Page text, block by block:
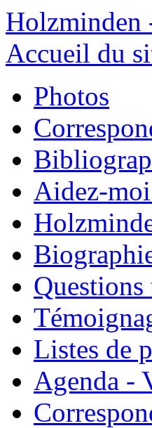
Holzminden
Accueil du
Photos
Aidez-
Questions
Listes de
Agenda -